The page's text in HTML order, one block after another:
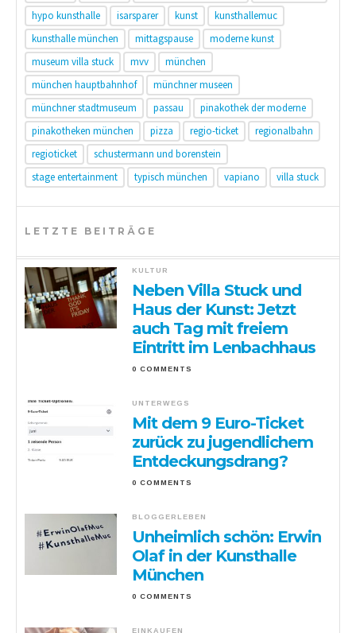
hypo kunsthalle
isarsparer kunst
kunsthallemuc
kunsthalle münchen
mittagspause
moderne kunst
museum villa stuck
mvv
münchen
münchen hauptbahnhof
münchner museen
münchner stadtmuseum
passau
pinakothek der moderne
pinakotheken münchen
pizza regio-ticket
regionalbahn
regioticket
schustermann und borenstein
stage entertainment
typisch münchen vapiano villa stuck
LETZTE BEITRÄGE
KULTUR
Neben Villa Stuck und
Haus der Kunst: Jetzt
auch Tag mit freiem
Eintritt im Lenbachhaus
0 COMMENTS
UNTERWEGS
Mit dem 9 Euro-Ticket
zurück zu jugendlichem
Entdeckungsdrang?
0 COMMENTS
BLOGGERLEBEN
Unheimlich schön: Erwin
Olaf in der Kunsthalle
München
0 COMMENTS
EINKAUFEN